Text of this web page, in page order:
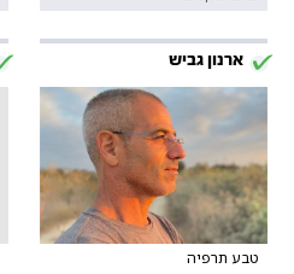
ארנון גביש
טבע תרפיה